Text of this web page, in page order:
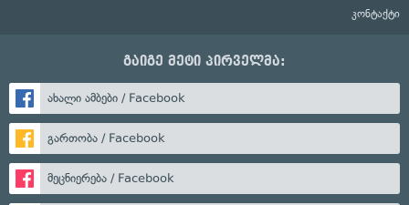
კონტაქტი
გაიგე მეტი პირველმა:
ახალი ამბები / Facebook
გართობა / Facebook
მეცნიერება / Facebook